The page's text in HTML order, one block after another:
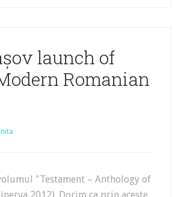
launch of
Romanian
"Testament – Anthology of